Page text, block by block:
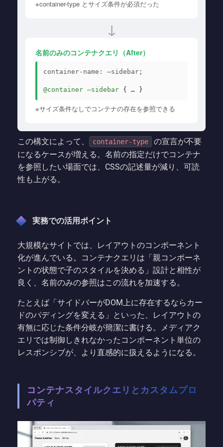
※container-type とサイズ条件が必須だった
↓
名前のみのコンテナクエリ（After）
container-name: –sidebar;
@container –sidebar { … }
※サイズ条件なしでコンテナの存在を参照できる
この構文によって、 container-type
の宣言が不要
になるケースが増える。名前の指定だけでコンテナ
を参照したい場面では、CSSの記述量が減り、可読
性も上がる。
実務での活用ポイント
大規模なサイトでは、レイアウトのコンポーネント
化が進んでいる。コンテナクエリは「親コンポーネ
ントの状態で子のスタイルを決める」設計と相性が
良く、名前のみの参照はこの流れを加速する。
たとえば「サイドバーがDOM上に存在するならカー
ドのパディングを変える」といった、レイアウトの
有無に応じた条件分岐が簡潔に書ける。メディアク
エリでは制御しきれなかったコンポーネント単位の
レスポンシブが、より直感的に扱えるようになる。
コンテナスタイルクエリとカスタムプロ
パティ